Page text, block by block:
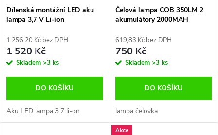
Dílenská montážní LED aku
lampa 3,7 V Li-ion
1 256,20 Kč bez DPH
1 520 Kč
Skladem >3 ks
DO KOŠÍKU
Aku LED lampa 3.7 li-on
Čelová lampa COB 350LM 2
akumulátory 2000MAH
619,83 Kč bez DPH
750 Kč
Skladem >3 ks
DO KOŠÍKU
lampa čelovka
Akce